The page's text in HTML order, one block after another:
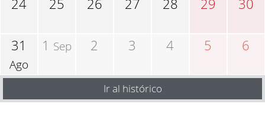
24 25 26 27 28 29 30
31
Ago
1 Sep 2 3 4 5 6
Ir al histórico